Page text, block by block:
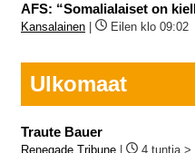
AFS: “Somalialaiset on
Kansalainen Eilen klo 09:02
Ulkomaat
Traute Bauer
Renegade Tribune 4 tuntia >